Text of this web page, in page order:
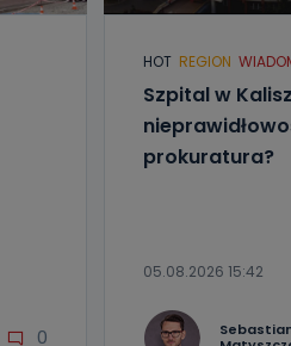
0
HOT REGION
Szpital w
prokuratura?
05.08.2026 15:42